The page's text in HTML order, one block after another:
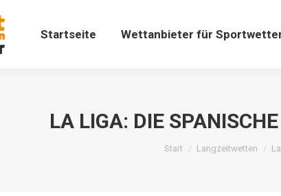
Startseite Wettanbieter für
LA LIGA: DIE
Sie befinden sich hier:
Start Langzeitwetten
Startseite